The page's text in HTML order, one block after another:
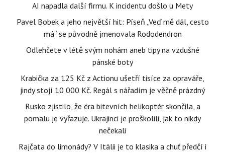
AI napadla další firmu. K incidentu došlo u Mety
Pavel Bobek a jeho největší hit: Píseň „Veď mě dál, cesto
má“ se původně jmenovala Rododendron
Odlehčete v létě svým nohám aneb tipy na vzdušné
pánské boty
Krabička za 125 Kč z Actionu ušetří tisíce za opraváře,
jindy stojí 10 000 Kč. Regál s nářadím je věčně prázdný
Rusko zjistilo, že éra bitevních helikoptér skončila, a
pomalu je vyřazuje. Ukrajinci je proškolili, jak to nikdy
nečekali
Rajčata do limonády? V Itálii je to klasika a chuť předčí i